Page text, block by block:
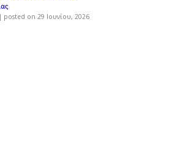
| posted on 29 Ιουνίου, 2026